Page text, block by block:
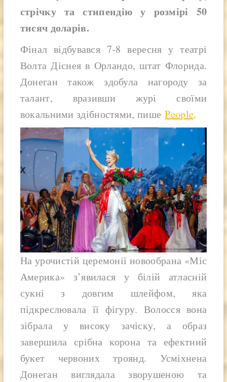
стрічку та стипендію у розмірі 50
тисяч доларів.
Фінал відбувався 7-8 вересня у театрі
Волта Діснея в Орландо, штат Флорида.
Донеган також здобула нагороду за
талант, вразивши журі своїми
вокальними здібностями, пишеPeople.
На урочистій церемонії новообрана «Міс
Америка» з’явилася у білій атласній
сукні з довгим шлейфом, яка
підкреслювала її фігуру. Волосся вона
зібрала у високу зачіску, а образ
завершила срібна корона та ефектний
букет червоних троянд. Усміхнена
Донеган виглядала зворушеною та